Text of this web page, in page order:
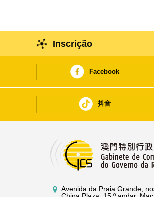
Inscrição
Facebook
抖音
Avenida da Praia Grande,